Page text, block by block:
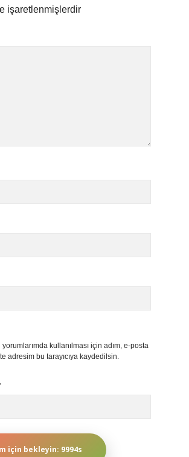
işaretlenmişlerdir
kullanılması için adım, e-posta
adresim bu tarayıcıya kaydedilsin.